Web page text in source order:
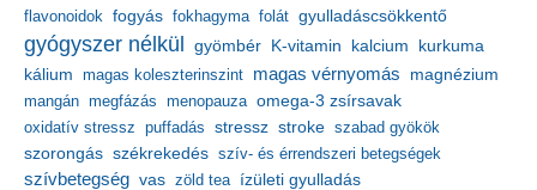
flavonoidok fogyás fokhagyma folát gyulladáscsökkentő
gyógyszer nélkül gyömbér K-vitamin kalcium kurkuma
kálium magas koleszterinszint magas vérnyomás magnézium
mangán megfázás menopauza omega-3 zsírsavak
oxidatív stressz puffadás stressz stroke szabad gyökök
szorongás székrekedés szív- és érrendszeri betegségek
szívbetegség vas zöld tea ízületi gyulladás